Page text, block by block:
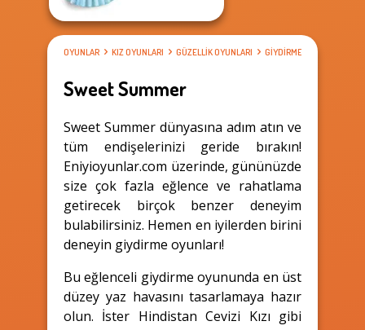
OYUNLAR KIZ OYUNLARI GÜZELLIK OYUNLARI GIYDIRME OYUNLARI
Sweet Summer
Sweet Summer dünyasına adım atın ve
tüm endişelerinizi geride bırakın!
Eniyioyunlar.com üzerinde, gününüzde
size çok fazla eğlence ve rahatlama
getirecek birçok benzer deneyim
bulabilirsiniz. Hemen en iyilerden birini
deneyin giydirme oyunları!
Bu eğlenceli giydirme oyununda en üst
düzey yaz havasını tasarlamaya hazır
olun. İster Hindistan Cevizi Kızı gibi